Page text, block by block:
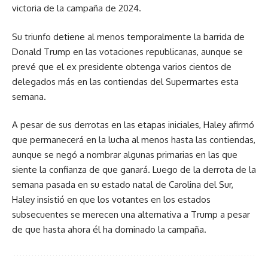
victoria de la campaña de 2024.
Su triunfo detiene al menos temporalmente la barrida de
Donald Trump en las votaciones republicanas, aunque se
prevé que el ex presidente obtenga varios cientos de
delegados más en las contiendas del Supermartes esta
semana.
A pesar de sus derrotas en las etapas iniciales, Haley afirmó
que permanecerá en la lucha al menos hasta las contiendas,
aunque se negó a nombrar algunas primarias en las que
siente la confianza de que ganará. Luego de la derrota de la
semana pasada en su estado natal de Carolina del Sur,
Haley insistió en que los votantes en los estados
subsecuentes se merecen una alternativa a Trump a pesar
de que hasta ahora él ha dominado la campaña.